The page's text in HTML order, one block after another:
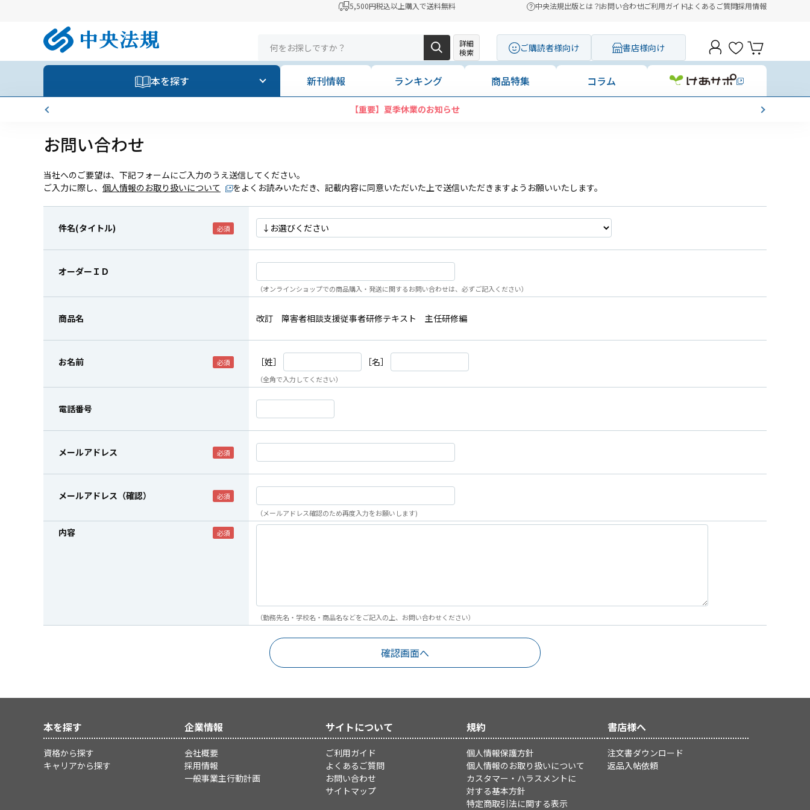
5,500円税込以上購入で送料無料 中央法規出版とは？お問い合わせご利用ガイドよくあるご質問採用情報
詳細
検索
ご購読者様向け 書店様向け
本を探す 新刊情報 ランキング 商品特集 コラム
【重要】夏季休業のお知らせ
お問い合わせ
当社へのご要望は、下記フォームにご入力のうえ送信してください。
ご入力に際し、 個人情報のお取り扱いについて をよくお読みいただき、記載内容に同意いただいた上で送信いただきますようお願いいたします。
件名(タイトル)
オーダーＩＤ
（オンラインショップでの商品購入・発送に関するお問い合わせは、必ずご記入ください）
商品名 改訂 障害者相談支援従事者研修テキスト 主任研修編
お名前 ［姓］ ［名］
（全角で入力してください）
電話番号
メールアドレス
メールアドレス（確認）
（メールアドレス確認のため再度入力をお願いします)
内容
（勤務先名・学校名・商品名などをご記入の上、お問い合わせください）
本を探す
資格から探す
キャリアから探す
企業情報
会社概要
採用情報
一般事業主行動計画
サイトについて
ご利用ガイド
よくあるご質問
お問い合わせ
サイトマップ
規約
個人情報保護方針
個人情報のお取り扱いについて
カスタマー・ハラスメントに
対する基本方針
特定商取引法に関する表示
書店様へ
注文書ダウンロード
返品入帖依頼